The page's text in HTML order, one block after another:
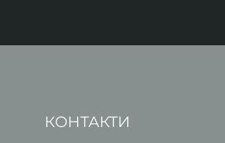
КОНТАКТИ